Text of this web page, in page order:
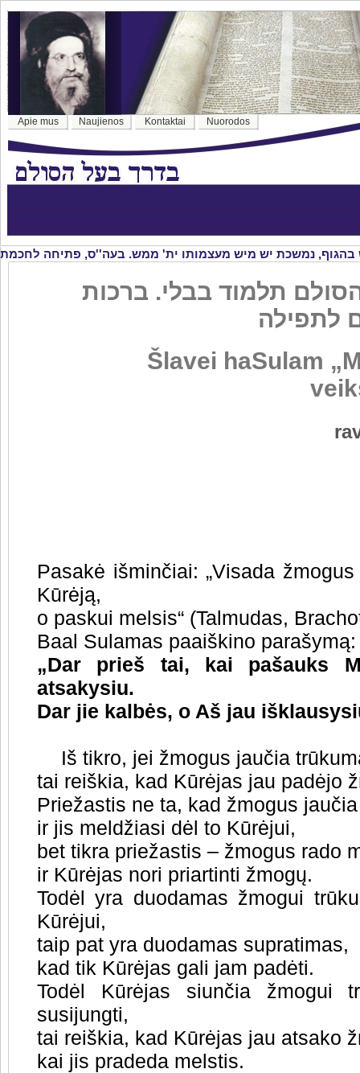
Apie mus Naujienos Kontaktai Nuorodos
תלמוד בבלי. ברכות
Šlavei haSulam
Pasakė išminčiai: „Visada
Kūrėją,
o paskui melsis“ (Talmudas,
Baal Sulamas paaiškino parašymą:
„Dar prieš tai, kai pašauks
atsakysiu.
Dar jie kalbės, o Aš jau
Iš tikro, jei žmogus jaučia
tai reiškia, kad Kūrėjas jau padėjo
Priežastis ne ta, kad žmogus
ir jis meldžiasi dėl to Kūrėjui,
bet tikra priežastis – žmogus rado
ir Kūrėjas nori priartinti žmogų.
Todėl yra duodamas žmogui
Kūrėjui,
taip pat yra duodamas supratimas,
kad tik Kūrėjas gali jam padėti.
Todėl Kūrėjas siunčia žmogui
susijungti,
tai reiškia, kad Kūrėjas jau atsako
kai jis pradeda melstis.